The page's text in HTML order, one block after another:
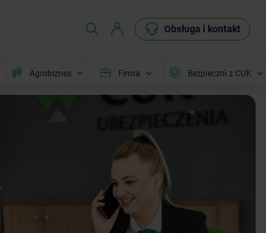
Obsługa i kontakt
Agrobiznes Firma Bezpieczni z CUK